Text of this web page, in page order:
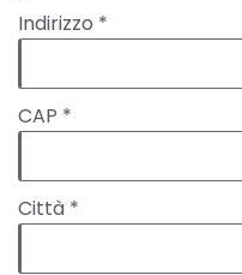
Indirizzo *
CAP *
Città *